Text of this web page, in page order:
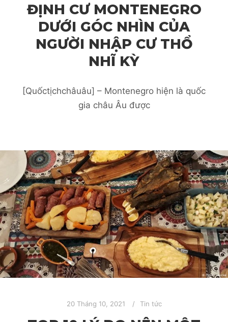
ĐỊNH CƯ MONTENEGRO
DƯỚI GÓC NHÌN CỦA
NGƯỜI NHẬP CƯ THỔ
NHĨ KỲ
[Quốctịchchâuâu] – Montenegro hiện là quốc
gia châu Âu được
20 Tháng 10, 2021 Tin tức